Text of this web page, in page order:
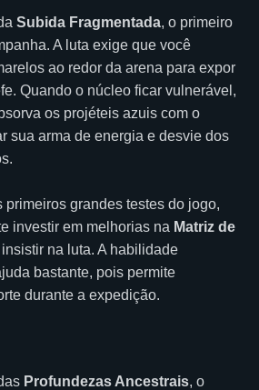
Subida Fragmentada, o primeiro
A luta exige que você
ao redor da arena para expor
Quando o núcleo ficar vulnerável,
os projéteis azuis com o
sua arma de energia e desvie dos
primeiros grandes testes do jogo,
investir em melhorias na Matriz de
na luta. A habilidade
bastante, pois permite
durante a expedição.
Profundezas Ancestrais, o